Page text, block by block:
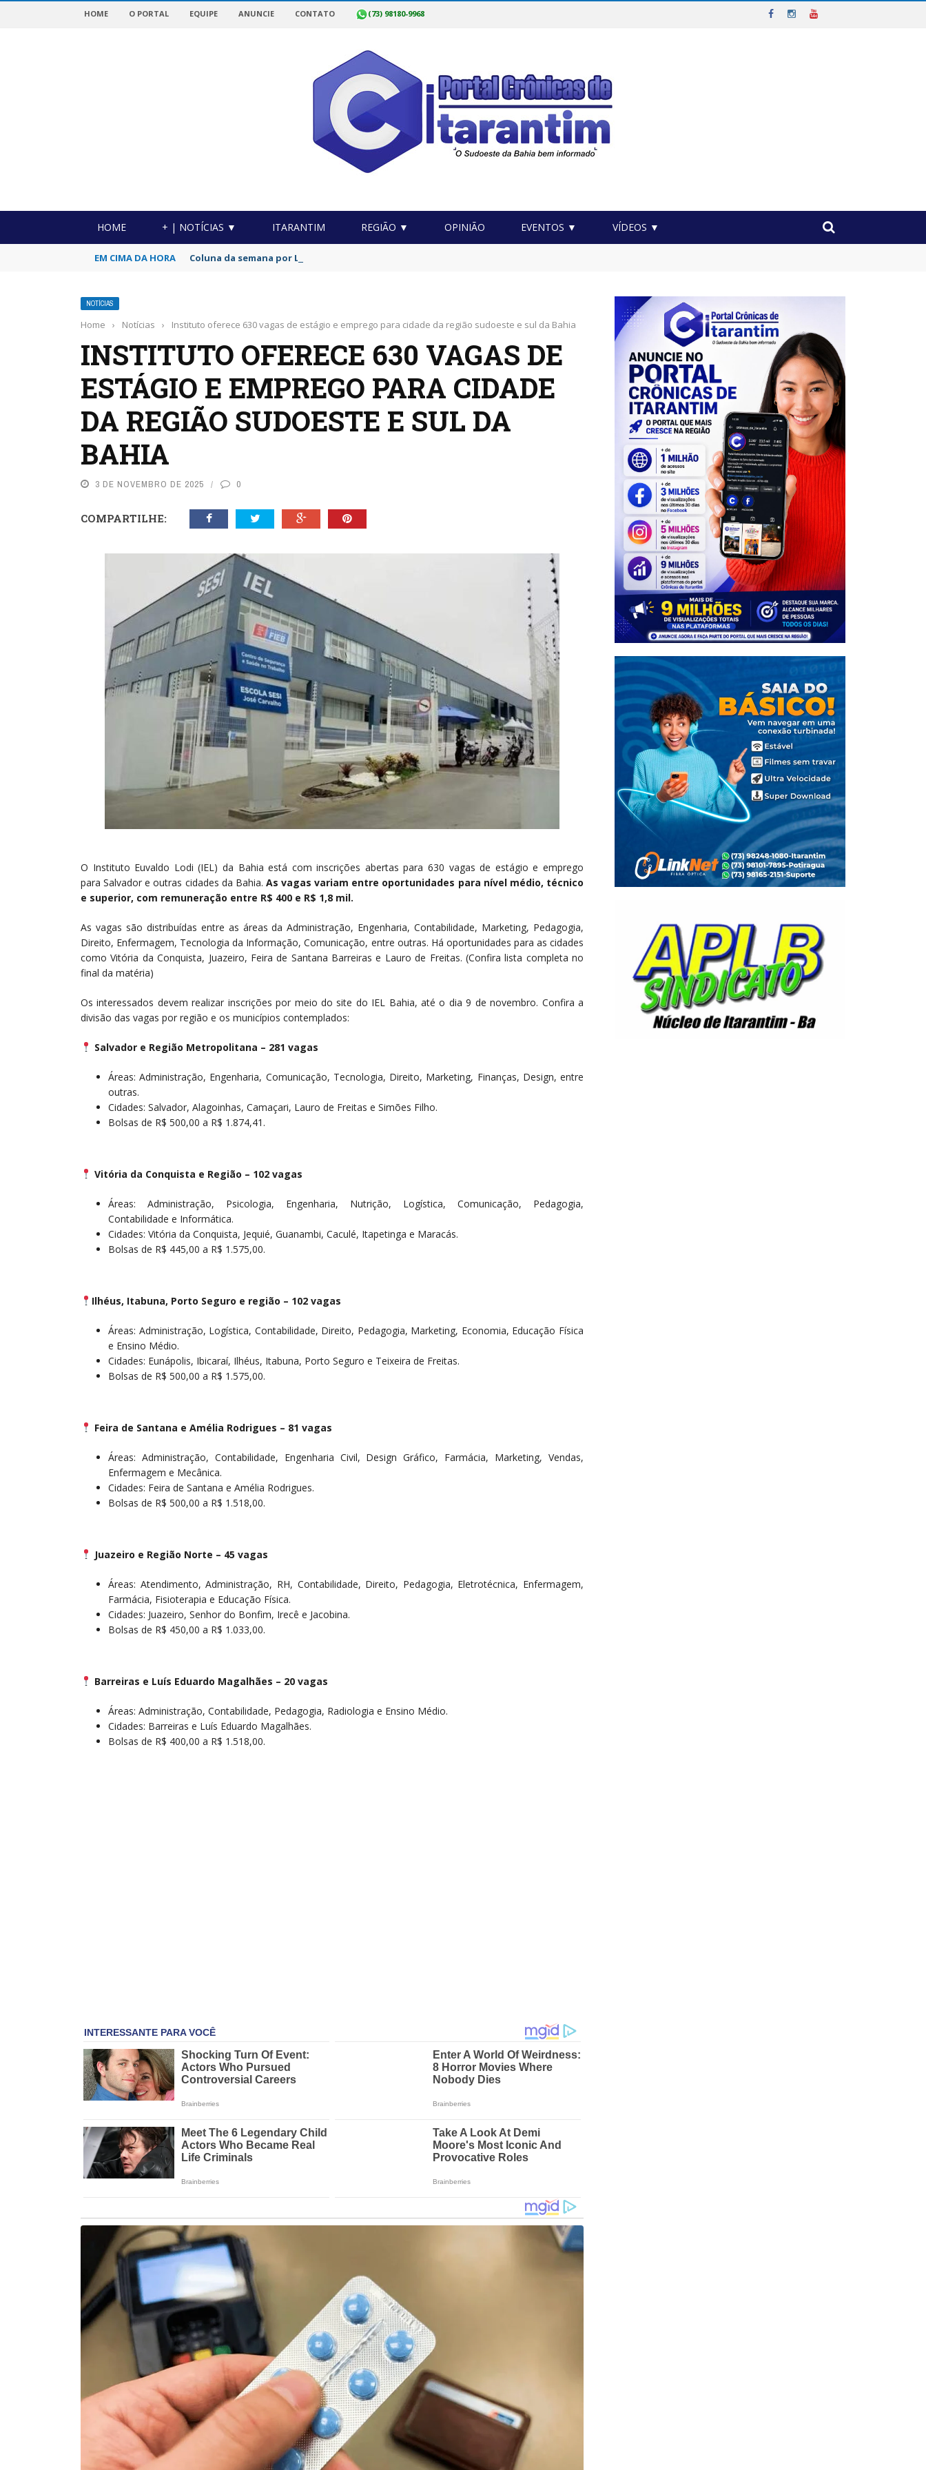
DA REGIÃO!
HOME O PORTAL EQUIPE ANUNCIE CONTATO (73) 98180-9968
HOME + | NOTÍCIAS ▼ ITARANTIM REGIÃO ▼ OPINIÃO EVENTOS ▼ VÍDEOS ▼
EM CIMA DA HORA Coluna da semana por Lucas Sobrinho: Por que o comércio desacelera no meio do ano?
NOTÍCIAS
Home › Notícias › Instituto oferece 630 vagas de estágio e emprego para cidade da região sudoeste e sul da Bahia
INSTITUTO OFERECE 630 VAGAS DE
ESTÁGIO E EMPREGO PARA CIDADE
DA REGIÃO SUDOESTE E SUL DA
BAHIA
3 DE NOVEMBRO DE 2025 0
COMPARTILHE:
O Instituto Euvaldo Lodi (IEL) da Bahia está com inscrições abertas para 630 vagas de estágio e emprego
para Salvador e outras cidades da Bahia. As vagas variam entre oportunidades para nível médio, técnico
e superior, com remuneração entre R$ 400 e R$ 1,8 mil.
As vagas são distribuídas entre as áreas da Administração, Engenharia, Contabilidade, Marketing, Pedagogia,
Direito, Enfermagem, Tecnologia da Informação, Comunicação, entre outras. Há oportunidades para as cidades
como Vitória da Conquista, Juazeiro, Feira de Santana Barreiras e Lauro de Freitas. (Confira lista completa no
final da matéria)
Os interessados devem realizar inscrições por meio do site do IEL Bahia, até o dia 9 de novembro. Confira a
divisão das vagas por região e os municípios contemplados:
Salvador e Região Metropolitana – 281 vagas
Áreas: Administração, Engenharia, Comunicação, Tecnologia, Direito, Marketing, Finanças, Design, entre
outras.
Cidades: Salvador, Alagoinhas, Camaçari, Lauro de Freitas e Simões Filho.
Bolsas de R$ 500,00 a R$ 1.874,41.
Vitória da Conquista e Região – 102 vagas
Áreas: Administração, Psicologia, Engenharia, Nutrição, Logística, Comunicação, Pedagogia,
Contabilidade e Informática.
Cidades: Vitória da Conquista, Jequié, Guanambi, Caculé, Itapetinga e Maracás.
Bolsas de R$ 445,00 a R$ 1.575,00.
Ilhéus, Itabuna, Porto Seguro e região – 102 vagas
Áreas: Administração, Logística, Contabilidade, Direito, Pedagogia, Marketing, Economia, Educação Física
e Ensino Médio.
Cidades: Eunápolis, Ibicaraí, Ilhéus, Itabuna, Porto Seguro e Teixeira de Freitas.
Bolsas de R$ 500,00 a R$ 1.575,00.
Feira de Santana e Amélia Rodrigues – 81 vagas
Áreas: Administração, Contabilidade, Engenharia Civil, Design Gráfico, Farmácia, Marketing, Vendas,
Enfermagem e Mecânica.
Cidades: Feira de Santana e Amélia Rodrigues.
Bolsas de R$ 500,00 a R$ 1.518,00.
Juazeiro e Região Norte – 45 vagas
Áreas: Atendimento, Administração, RH, Contabilidade, Direito, Pedagogia, Eletrotécnica, Enfermagem,
Farmácia, Fisioterapia e Educação Física.
Cidades: Juazeiro, Senhor do Bonfim, Irecê e Jacobina.
Bolsas de R$ 450,00 a R$ 1.033,00.
Barreiras e Luís Eduardo Magalhães – 20 vagas
Áreas: Administração, Contabilidade, Pedagogia, Radiologia e Ensino Médio.
Cidades: Barreiras e Luís Eduardo Magalhães.
Bolsas de R$ 400,00 a R$ 1.518,00.